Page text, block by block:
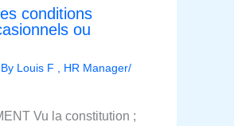
conditions
ou
Louis F , HR Manager/
Vu la constitution ;